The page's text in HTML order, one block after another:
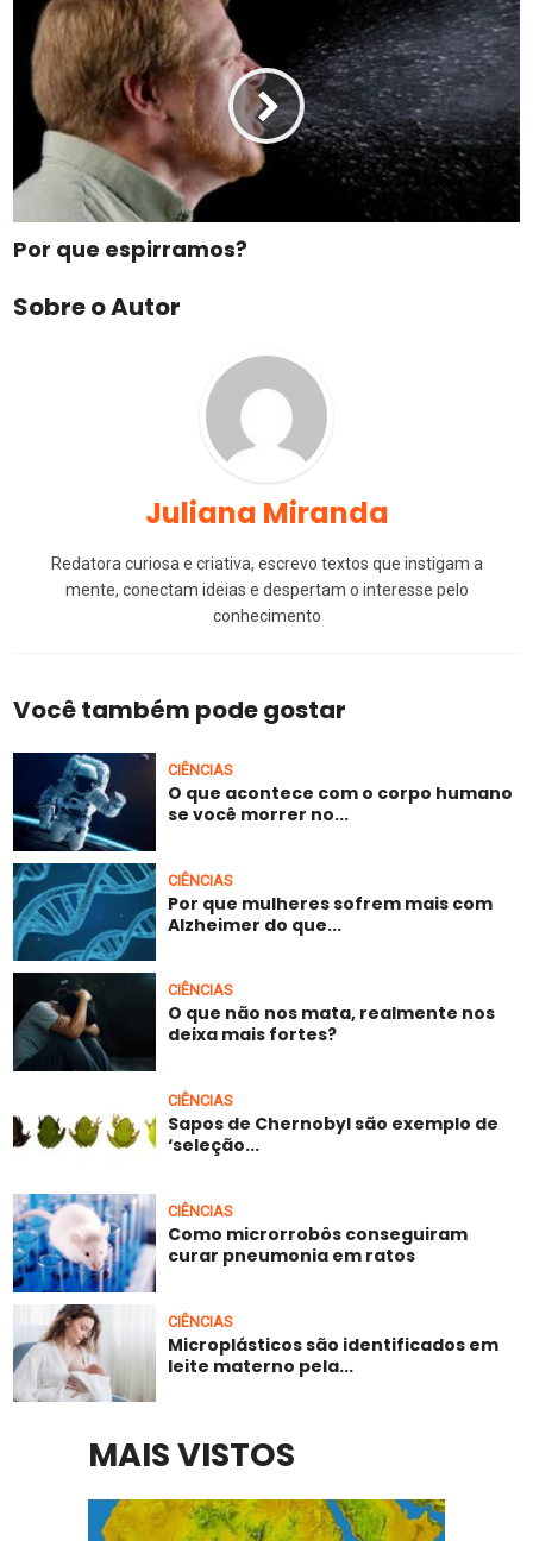
Por que espirramos?
Sobre o Autor
Juliana Miranda
Redatora curiosa e criativa, escrevo textos que instigam a
mente, conectam ideias e despertam o interesse pelo
conhecimento
Você também pode gostar
CIÊNCIAS
O que acontece com o corpo humano
se você morrer no...
CIÊNCIAS
Por que mulheres sofrem mais com
Alzheimer do que...
CIÊNCIAS
O que não nos mata, realmente nos
deixa mais fortes?
CIÊNCIAS
Sapos de Chernobyl são exemplo de
‘seleção...
CIÊNCIAS
Como microrrobôs conseguiram
curar pneumonia em ratos
CIÊNCIAS
Microplásticos são identificados em
leite materno pela...
MAIS VISTOS